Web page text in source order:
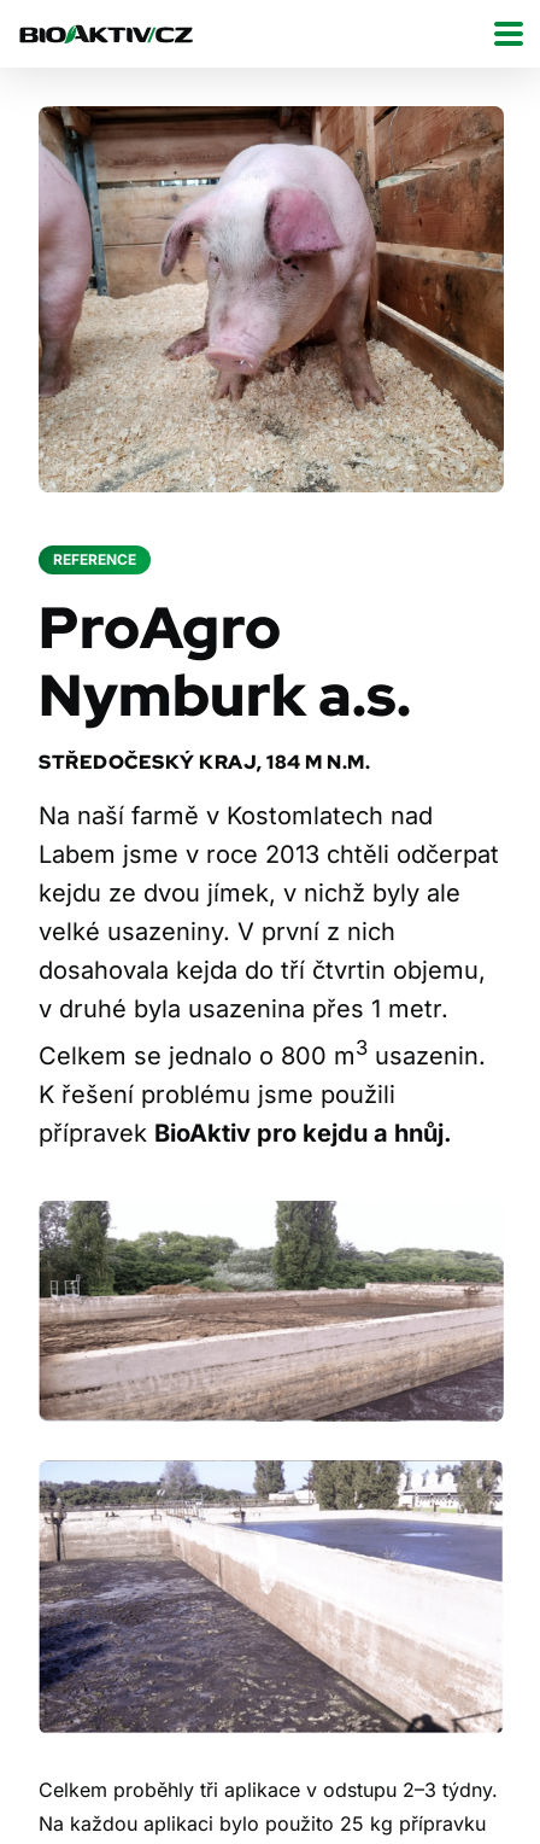
REFERENCE
ProAgro
Nymburk a.s.
STŘEDOČESKÝ KRAJ, 184 M N.M.
Na naší farmě v Kostomlatech nad
Labem jsme v roce 2013 chtěli odčerpat
kejdu ze dvou jímek, v nichž byly ale
velké usazeniny. V první z nich
dosahovala kejda do tří čtvrtin objemu,
v druhé byla usazenina přes 1 metr.
Celkem se jednalo o 800 m3 usazenin.
K řešení problému jsme použili
přípravek BioAktiv pro kejdu a hnůj.
Celkem proběhly tři aplikace v odstupu 2–3 týdny.
Na každou aplikaci bylo použito 25 kg přípravku